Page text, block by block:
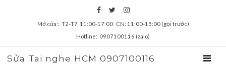
Mở cửa:: T2‑T7 11:00‑17:00 CN: 11:00‑15:00 (gọi trước)
Hotline: 0907100116 (zalo)
Sửa Tai nghe HCM 0907100116